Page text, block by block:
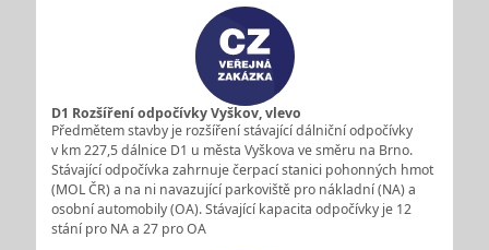
D1 Rozšíření odpočívky Vyškov, vlevo
Předmětem stavby je rozšíření stávající dálniční odpočívky
v km 227,5 dálnice D1 u města Vyškova ve směru na Brno.
Stávající odpočívka zahrnuje čerpací stanici pohonných hmot
(MOL ČR) a na ni navazující parkoviště pro nákladní (NA) a
osobní automobily (OA). Stávající kapacita odpočívky je 12
stání pro NA a 27 pro OA